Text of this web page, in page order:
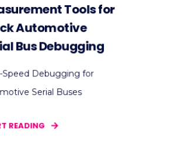
Tools for
Automotive
Bus Debugging
Speed Debugging for
Serial Buses
READING